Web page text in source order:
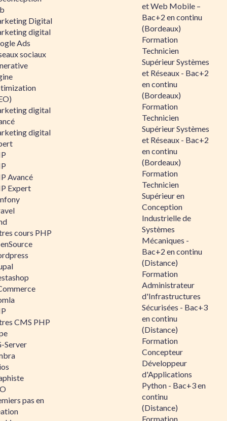
Digital
digital
Ads
sociaux
digital
digital
Avancé
Expert
cours PHP
CMS PHP
Server
pas en
et Web Mobile –
Bac+2 en continu
(Bordeaux)
Formation
Technicien
Supérieur Systèmes
et Réseaux - Bac+2
en continu
(Bordeaux)
Formation
Technicien
Supérieur Systèmes
et Réseaux - Bac+2
en continu
(Bordeaux)
Formation
Technicien
Supérieur en
Conception
Industrielle de
Systèmes
Mécaniques -
Bac+2 en continu
(Distance)
Formation
Administrateur
d'Infrastructures
Sécurisées - Bac+3
en continu
(Distance)
Formation
Concepteur
Développeur
d'Applications
Python - Bac+3 en
continu
(Distance)
Formation